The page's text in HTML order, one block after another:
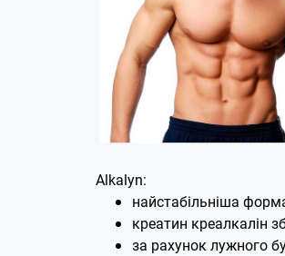
Alkalyn:
найстабільніша
креатин креалкалін
за рахунок лужного